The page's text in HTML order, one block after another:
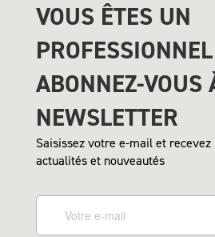
VOUS ÊTES UN
ABONNEZ-VOUS
NEWSLETTER
Saisissez votre e-mail et
actualités et nouveautés